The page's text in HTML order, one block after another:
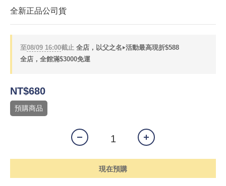
全新正品公司貨
至08/09 16:00截止 全店，以父之名‣活動最高現折$588
全店，全館滿$3000免運
NT$680
預購商品
現在預購